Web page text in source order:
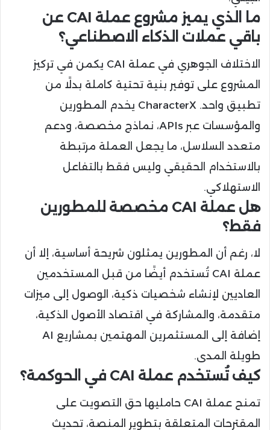
ما الذي يميز مشروع عملة CAI عن
باقي عملات الذكاء الاصطناعي؟
الاختلاف الجوهري في عملة CAI يكمن في تركيز
المشروع على توفير بنية تحتية كاملة بدلًا من
تطبيق واحد. CharacterX يخدم المطورين
والمؤسسات عبر APIs، نماذج مخصصة، ودعم
متعدد السلاسل، ما يجعل العملة مرتبطة
بالاستخدام الحقيقي وليس فقط بالتفاعل
الاستهلاكي.
هل عملة CAI مخصصة للمطورين
فقط؟
لا، رغم أن المطورين يمثلون شريحة أساسية، إلا أن
عملة CAI تُستخدم أيضًا من قبل المستخدمين
العاديين لإنشاء شخصيات ذكية، الوصول إلى ميزات
متقدمة، والمشاركة في اقتصاد الأصول الذكية،
إضافة إلى المستثمرين المهتمين بمشاريع AI
طويلة المدى.
كيف تُستخدم عملة CAI في الحوكمة؟
تمنح عملة CAI حامليها حق التصويت على
المقترحات المتعلقة بتطوير المنصة، تحديث